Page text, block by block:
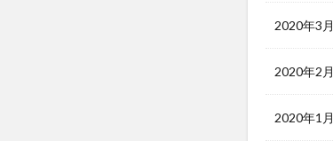
2020年3月
2020年2月
2020年1月